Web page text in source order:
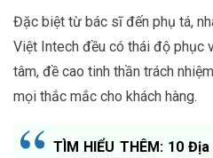
Đặc biệt từ bác sĩ đến phụ tá,
Việt Intech đều có thái độ phục
tâm, đề cao tinh thần trách
mọi thắc mắc cho khách hàng.
TÌM HIỂU THÊM: 10